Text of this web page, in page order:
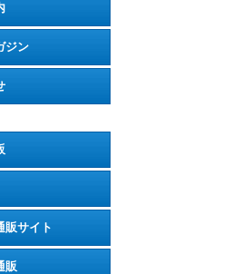
ジン
販サイト
販